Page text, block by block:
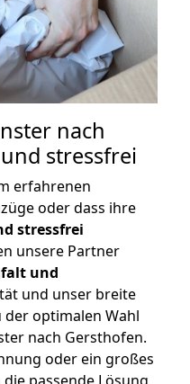
nach
stressfrei
erfahrenen
oder dass ihre
stressfrei
unsere Partner
und
und unser breite
der optimalen Wahl
nach Gersthofen.
oder ein großes